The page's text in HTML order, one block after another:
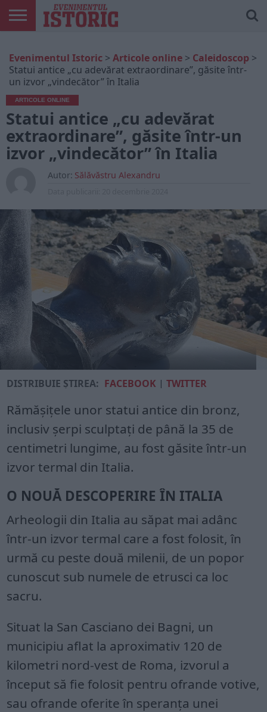
ONLINE
EDIȚII
TIPĂRITE
ISTORIC
PLAY
CONTUL
MEU
Evenimentul Istoric > Articole online > Caleidoscop >
Statui antice „cu adevărat extraordinare”, găsite într-
un izvor „vindecător” în Italia
ARTICOLE ONLINE
Statui antice „cu adevărat
extraordinare”, găsite într-un
izvor „vindecător” în Italia
Autor: Sălăvăstru Alexandru
DISTRIBUIE ȘTIREA: FACEBOOK |TWITTER
Rămășițele unor statui antice din bronz,
inclusiv șerpi sculptați de până la 35 de
centimetri lungime, au fost găsite într-un
izvor termal din Italia.
O NOUĂ DESCOPERIRE ÎN ITALIA
Arheologii din Italia au săpat mai adânc
într-un izvor termal care a fost folosit, în
urmă cu peste două milenii, de un popor
cunoscut sub numele de etrusci ca loc
sacru.
Situat la San Casciano dei Bagni, un
municipiu aflat la aproximativ 120 de
kilometri nord-vest de Roma, izvorul a
început să fie folosit pentru ofrande votive,
sau ofrande oferite în speranța unei